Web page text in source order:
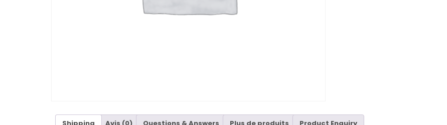
Shipping Avis (0) Questions & Answers Plus de produits Product Enquiry